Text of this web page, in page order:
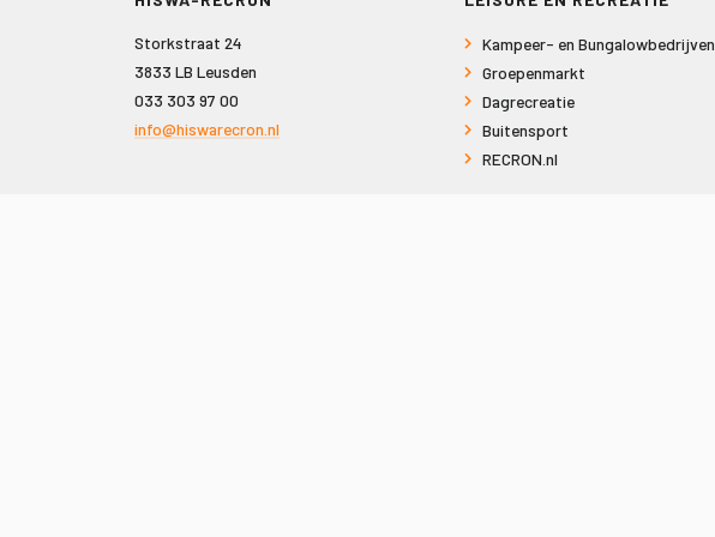
Storkstraat 24
3833 LB Leusden
033 303 97 00
info@hiswarecron.nl
Kampeer- en Bungalowbedrijven
Groepenmarkt
Dagrecreatie
Buitensport
RECRON.nl